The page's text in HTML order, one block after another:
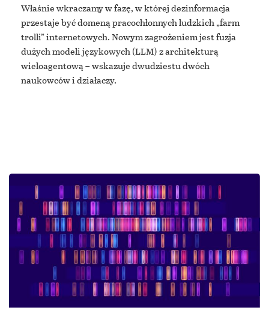
Właśnie wkraczamy w fazę, w której dezinformacja
przestaje być domeną pracochłonnych ludzkich „farm
trolli” internetowych. Nowym zagrożeniem jest fuzja
dużych modeli językowych (LLM) z architekturą
wieloagentową – wskazuje dwudziestu dwóch
naukowców i działaczy.